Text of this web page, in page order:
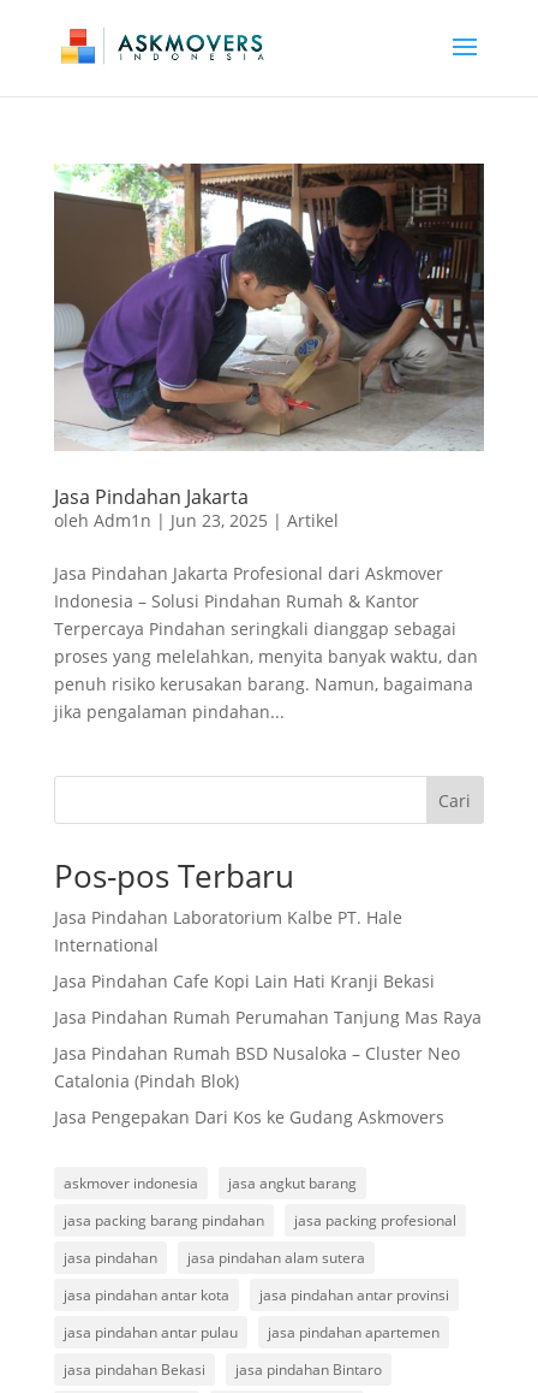
Jasa Pindahan Jakarta
oleh Adm1n | Jun 23, 2025 | Artikel
Jasa Pindahan Jakarta Profesional dari Askmover
Indonesia – Solusi Pindahan Rumah & Kantor
Terpercaya Pindahan seringkali dianggap sebagai
proses yang melelahkan, menyita banyak waktu, dan
penuh risiko kerusakan barang. Namun, bagaimana
jika pengalaman pindahan...
Cari
Pos-pos Terbaru
Jasa Pindahan Laboratorium Kalbe PT. Hale
International
Jasa Pindahan Cafe Kopi Lain Hati Kranji Bekasi
Jasa Pindahan Rumah Perumahan Tanjung Mas Raya
Jasa Pindahan Rumah BSD Nusaloka – Cluster Neo
Catalonia (Pindah Blok)
Jasa Pengepakan Dari Kos ke Gudang Askmovers
askmover indonesia
jasa angkut barang
jasa packing barang pindahan
jasa packing profesional
jasa pindahan
jasa pindahan alam sutera
jasa pindahan antar kota
jasa pindahan antar provinsi
jasa pindahan antar pulau
jasa pindahan apartemen
jasa pindahan Bekasi
jasa pindahan Bintaro